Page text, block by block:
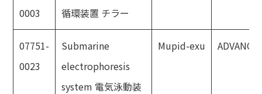
0003
循環装置 チラー
07751-
0023
Submarine
electrophoresis
system 電気泳動装
Mupid-exu ADVANCE